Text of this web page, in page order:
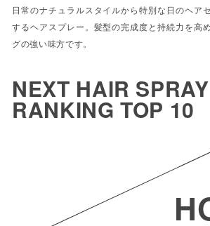
日常のナチュラルスタイルから特別な日のヘア
するヘアスプレー。髪型の完成度と持続力を高
グの強い味方です。
NEXT HAIR SPRAY
RANKINGTOP 10